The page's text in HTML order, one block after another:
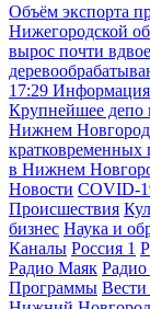
Объём экспорта
Нижегородской
вырос почти вдвое
17:29 Информация
Крупнейшее депо
Нижнем
кратковременных
в Нижнем
Новости COVID-
Происшествия
бизнес Наука и
Каналы Россия 1
Радио Маяк Радио
Программы